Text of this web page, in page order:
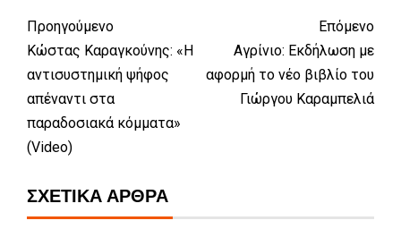
Προηγούμενο
Κώστας Καραγκούνης: «Η
αντισυστημική ψήφος
απέναντι στα
παραδοσιακά κόμματα»
(Video)
Επόμενο
Αγρίνιο: Εκδήλωση με
αφορμή το νέο βιβλίο του
Γιώργου Καραμπελιά
ΣΧΕΤΙΚΆ ΆΡΘΡΑ